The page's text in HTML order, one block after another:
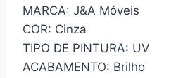
MARCA: J&A Móveis
COR: Cinza
TIPO DE PINTURA: UV
ACABAMENTO: Brilho